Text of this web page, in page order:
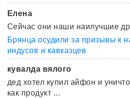
Елена
Сейчас они наши наилучшие
Брянца осудили за призывы к
индусов и кавказцев
кувалда вялого
дед хотел купил айфон и
как продукт ...